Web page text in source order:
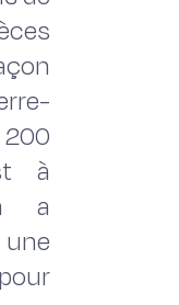
200
à
a